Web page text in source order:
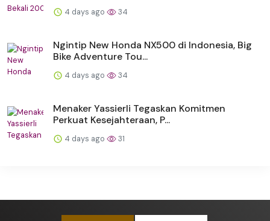
4 days ago 34
Ngintip New Honda NX500 di Indonesia, Big
Bike Adventure Tou...
4 days ago 34
Menaker Yassierli Tegaskan Komitmen
Perkuat Kesejahteraan, P...
4 days ago 31